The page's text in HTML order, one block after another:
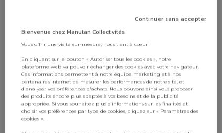
saison où les feuilles changent de couleurs, les citrouilles
apparaissent et l’air frais s’installe doucement. Pour accueillir
ce changement de saison, nous vous avons concocté un kit
d'activités automnales à partager avec les enfants.
Continuer sans accepter
Bienvenue chez Manutan Collectivités
Vous offrir une visite sur-mesure, nous tient à cœur !
En cliquant sur le bouton « Autoriser tous les cookies », notre
plateforme web va pouvoir échanger des cookies avec votre navigateur.
Ces informations permettent à notre équipe marketing et à nos
partenaires internet de mesurer les performances de notre site, et
d'analyser vos préférences d'achats. Nous pouvons ainsi vous proposer
des produits encore plus adaptés à vos besoins et de la publicité
appropriée. Si vous souhaitez plus d'informations sur les finalités et
choisir vos préférences par type de cookies, cliquez sur « Paramètres des
cookies ».